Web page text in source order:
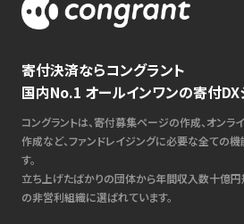
寄付決済ならコングラント
国内No.1 オールインワンの寄付DX
コングラントは、寄付募集ページの作成、オンラ
作成など、ファンドレイジングに必要な全ての
す。
立ち上げたばかりの団体から年間収入数十億
の非営利組織に選ばれています。